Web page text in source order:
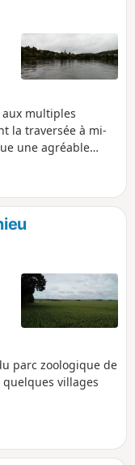
multiples
la traversée à mi-
une agréable
patrimoine bâti
sur la Seine est
entreprise qu'en
informations
parc zoologique de
villages